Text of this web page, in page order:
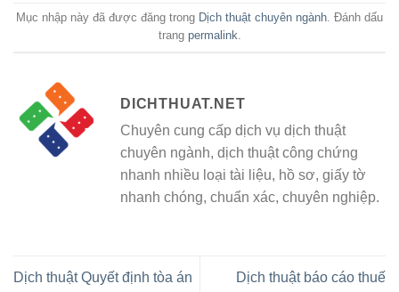
Mục nhập này đã được đăng trong Dịch thuật chuyên ngành. Đánh dấu
trang permalink.
DICHTHUAT.NET
Chuyên cung cấp dịch vụ dịch thuật
chuyên ngành, dịch thuật công chứng
nhanh nhiều loại tài liệu, hồ sơ, giấy tờ
nhanh chóng, chuẩn xác, chuyên nghiệp.
Dịch thuật Quyết định tòa án Dịch thuật báo cáo thuế